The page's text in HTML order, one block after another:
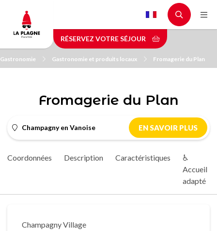
contenu
principal
RÉSERVEZ VOTRE SÉJOUR
Gastronomie Gastronomie et produits locaux Fromagerie du Plan
Fromagerie du Plan
Champagny en Vanoise EN SAVOIR PLUS
Coordonnées Description Caractéristiques
♿
Accueil
adapté
Champagny Village